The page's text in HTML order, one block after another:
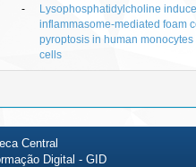
-
Lysophosphatidylcholine
inflammasome-mediated foam
pyroptosis in human
cells
Central
Digital - GID